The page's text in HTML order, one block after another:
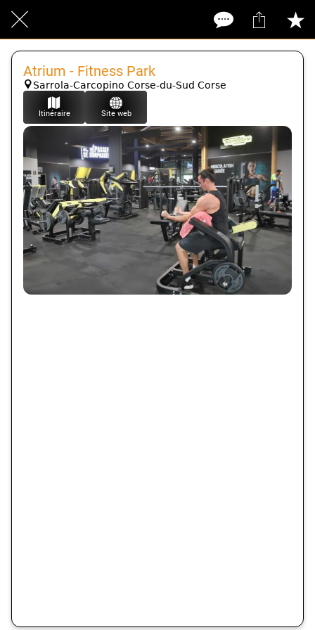
Atrium - Fitness Park
Sarrola-Carcopino Corse-du-Sud Corse
Itinéraire Site web